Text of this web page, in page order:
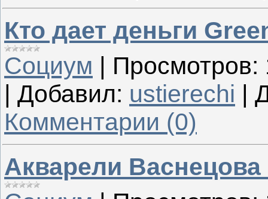
Кто дает деньги
Социум | Просмотров:
| Добавил: ustierechi |
Комментарии (0)
Акварели Васнецова